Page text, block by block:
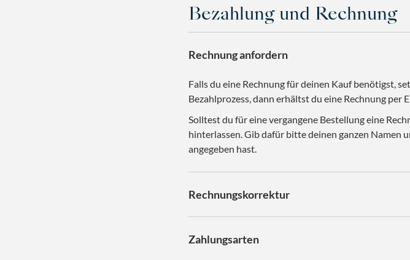
Bezahlung und Rechnung
Rechnung anfordern
Falls du eine Rechnung für deinen Kauf benötigst,
Bezahlprozess, dann erhältst du eine Rechnung per
Solltest du für eine vergangene Bestellung eine
hinterlassen. Gib dafür bitte deinen ganzen Namen
angegeben hast.
Rechnungskorrektur
Zahlungsarten